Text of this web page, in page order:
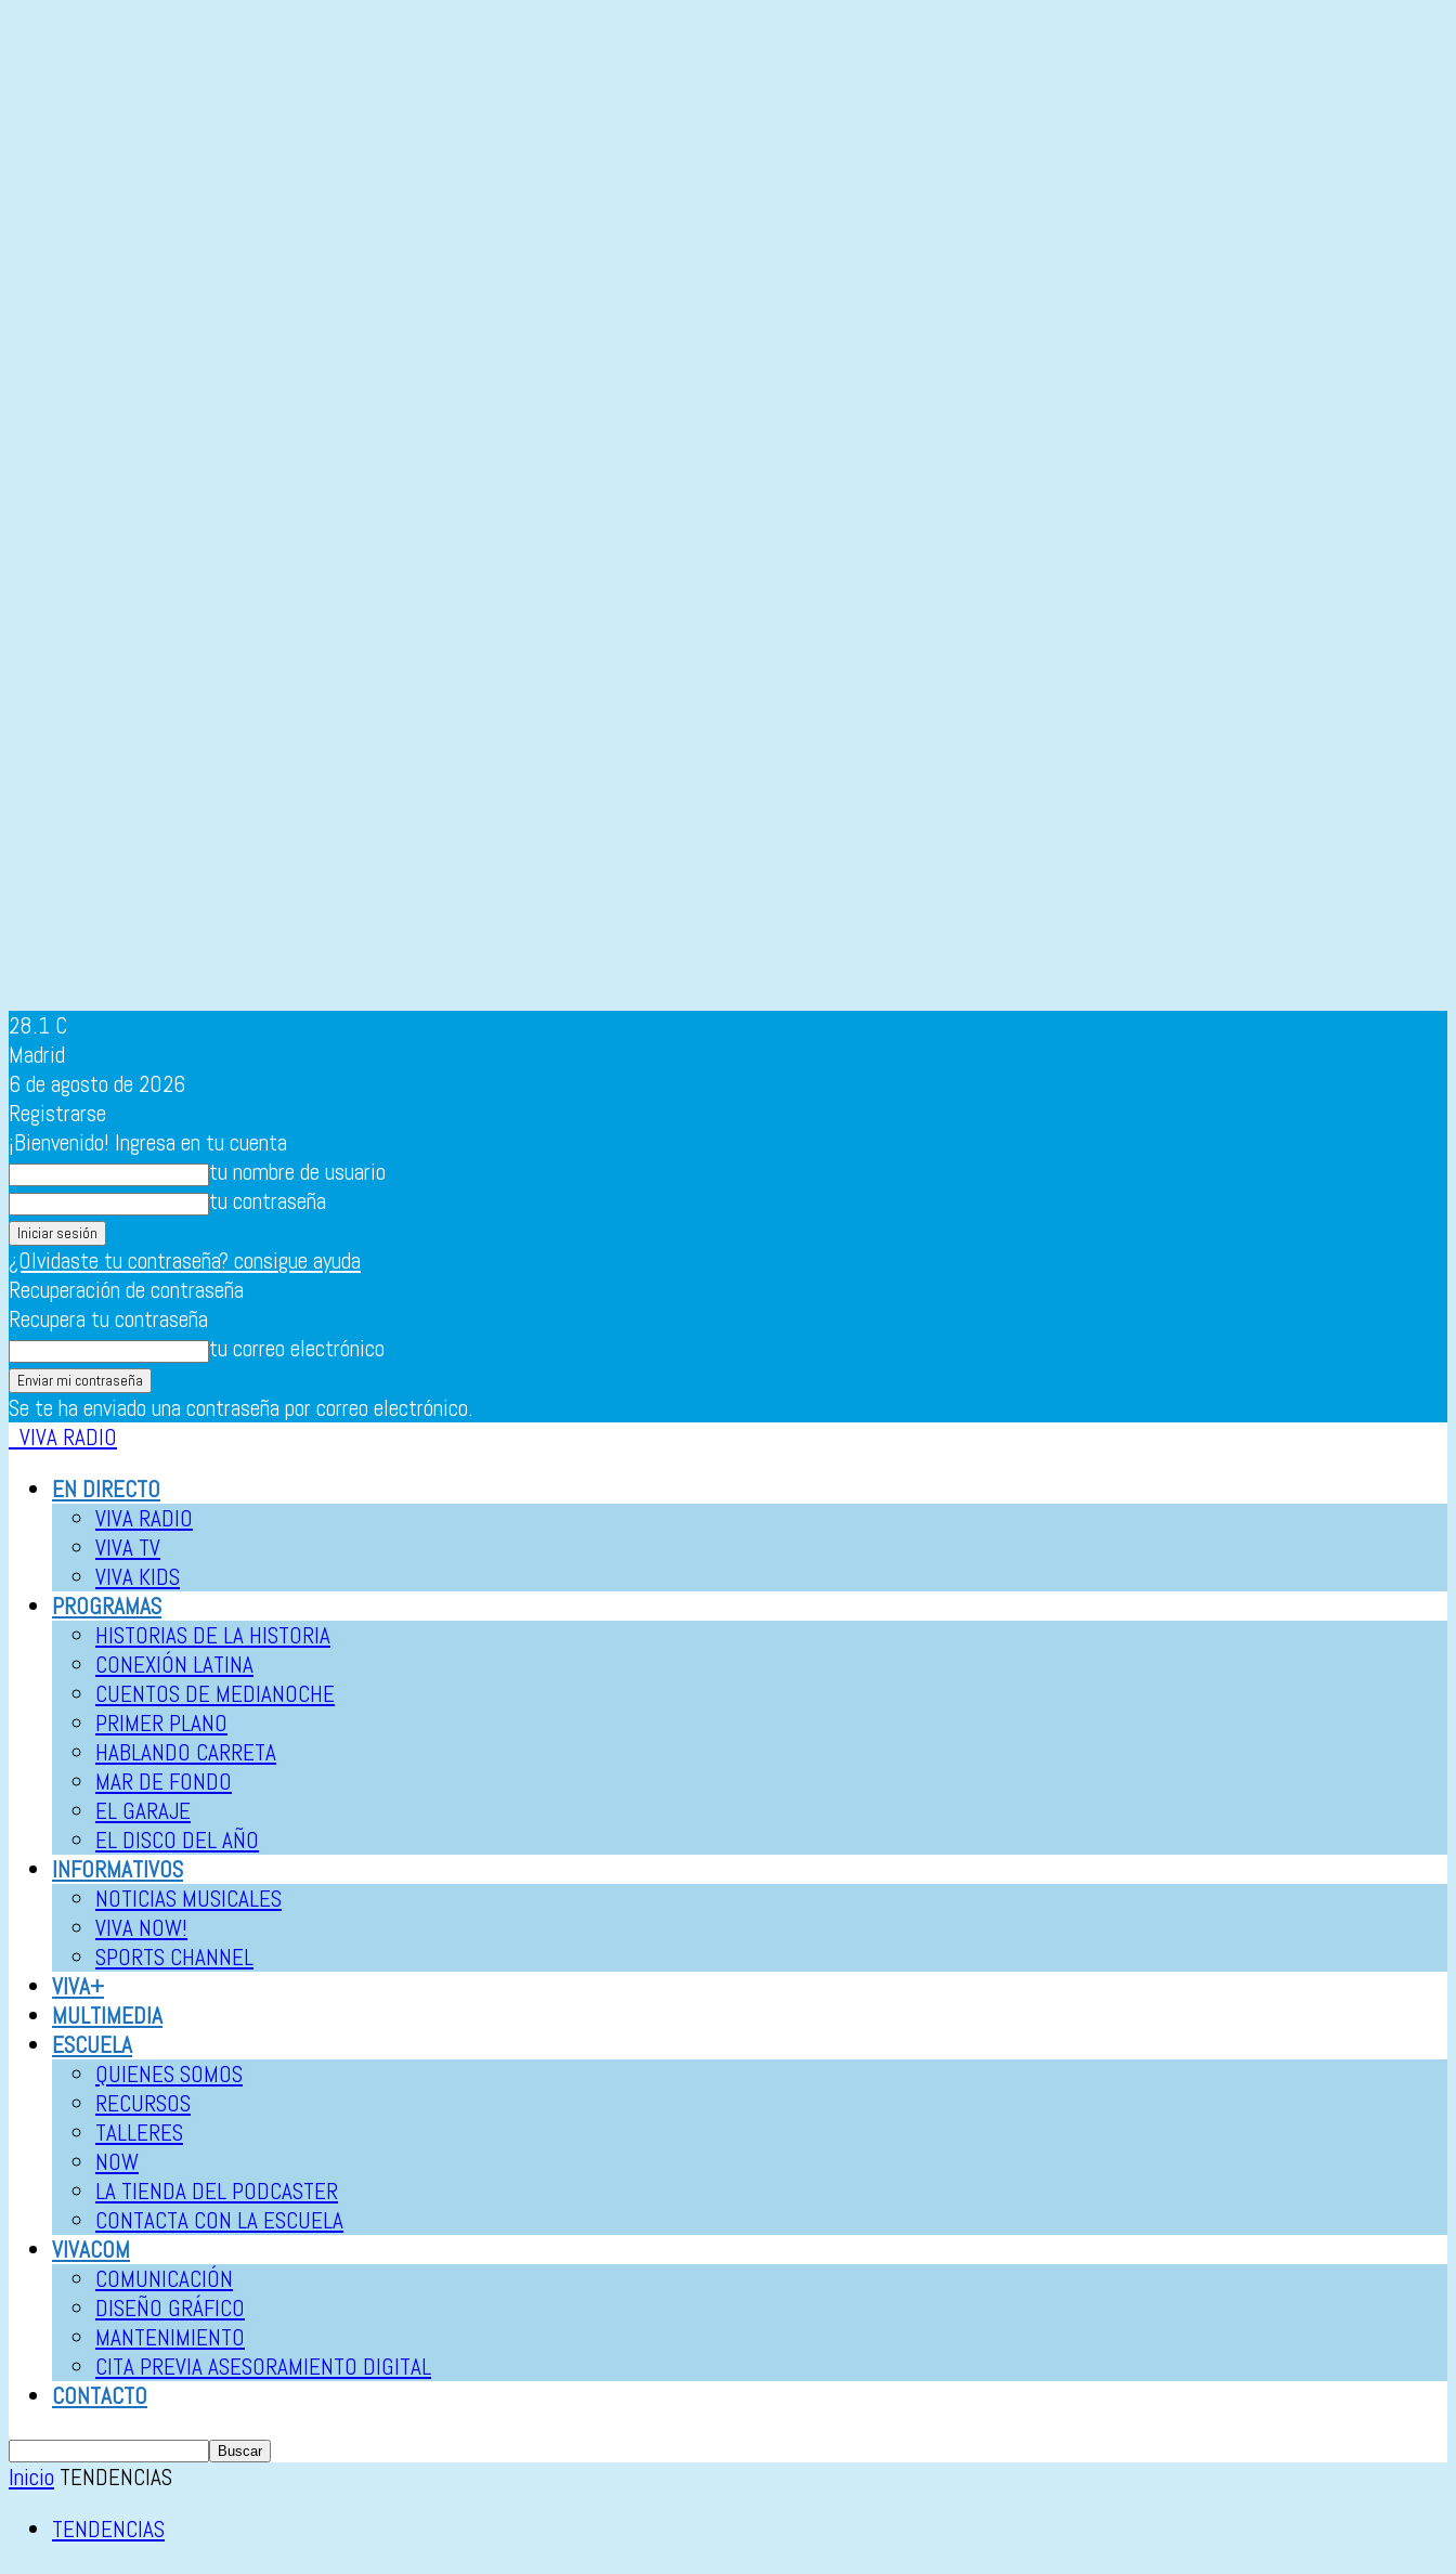
28.1 C
Madrid
6 de agosto de 2026
Registrarse
¡Bienvenido! Ingresa en tu cuenta
tu nombre de usuario
tu contraseña
¿Olvidaste tu contraseña? consigue ayuda
Recuperación de contraseña
Recupera tu contraseña
tu correo electrónico
Se te ha enviado una contraseña por correo electrónico.
VIVA RADIO
EN DIRECTO
VIVA RADIO
VIVA TV
VIVA KIDS
PROGRAMAS
HISTORIAS DE LA HISTORIA
CONEXIÓN LATINA
CUENTOS DE MEDIANOCHE
PRIMER PLANO
HABLANDO CARRETA
MAR DE FONDO
EL GARAJE
EL DISCO DEL AÑO
INFORMATIVOS
NOTICIAS MUSICALES
VIVA NOW!
SPORTS CHANNEL
VIVA+
MULTIMEDIA
ESCUELA
QUIENES SOMOS
RECURSOS
TALLERES
NOW
LA TIENDA DEL PODCASTER
CONTACTA CON LA ESCUELA
VIVACOM
COMUNICACIÓN
DISEÑO GRÁFICO
MANTENIMIENTO
CITA PREVIA ASESORAMIENTO DIGITAL
CONTACTO
Inicio TENDENCIAS
TENDENCIAS